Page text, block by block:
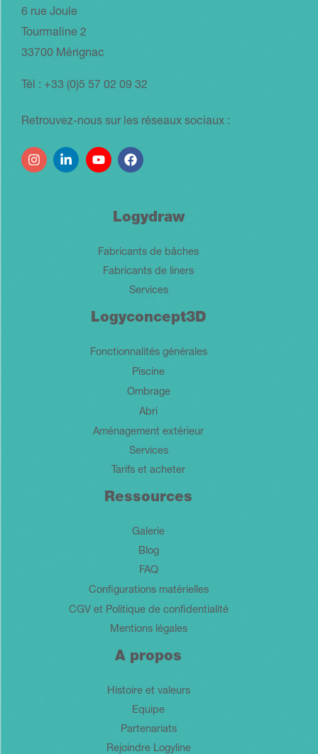
6 rue Joule
Tourmaline 2
33700 Mérignac
Tél : +33 (0)5 57 02 09 32
Retrouvez-nous sur les réseaux sociaux :
Logydraw
Fabricants de bâches
Fabricants de liners
Services
Logyconcept3D
Fonctionnalités générales
Piscine
Ombrage
Abri
Aménagement extérieur
Services
Tarifs et acheter
Ressources
Galerie
Blog
FAQ
Configurations matérielles
CGV et Politique de confidentialité
Mentions légales
A propos
Histoire et valeurs
Equipe
Partenariats
Rejoindre Logyline